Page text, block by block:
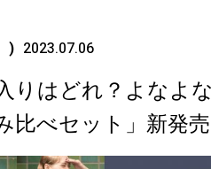
) 2023.07.06
りはどれ？よなよ
比べセット」新発売